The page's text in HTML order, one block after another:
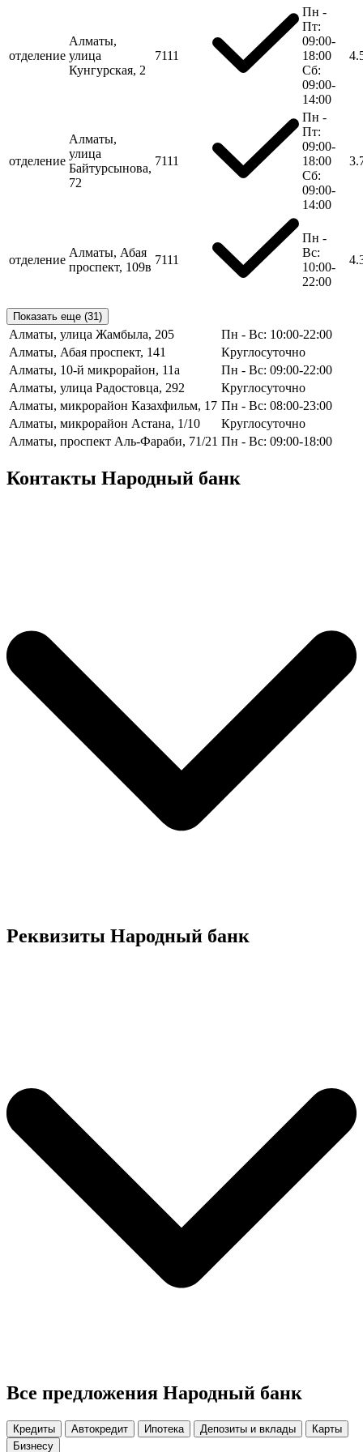
отделение
Алматы,
улица
Кунгурская, 2
7111
Пн -
Пт:
09:00-
18:00
Сб:
09:00-
14:00
отделение
Алматы,
улица
Байтурсынова,
72
7111
Пн -
Пт:
09:00-
18:00
Сб:
09:00-
14:00
отделение
Алматы, Абая
проспект, 109в
7111
Пн -
Вс:
10:00-
22:00
Показать еще (31)
Алматы, улица Жамбыла, 205
Пн - Вс: 10:00-22:00
Алматы, Абая проспект, 141
Круглосуточно
Алматы, 10-й микрорайон, 11а
Пн - Вс: 09:00-22:00
Алматы, улица Радостовца, 292
Круглосуточно
Алматы, микрорайон Казахфильм, 17 Пн - Вс: 08:00-23:00
Алматы, микрорайон Астана, 1/10
Круглосуточно
Алматы, проспект Аль-Фараби, 71/21 Пн - Вс: 09:00-18:00
Контакты Народный банк
Реквизиты Народный банк
Все предложения Народный банк
Кредиты Автокредит Ипотека Депозиты и вклады
Карты
Бизнесу